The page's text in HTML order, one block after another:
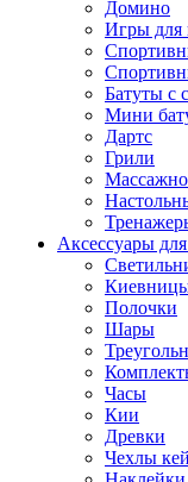
Домино
Игры для
Батуты с
Мини
Дартс
Грили
Аксессуары
Полочки
Шары
Часы
Кии
Древки
Чехлы